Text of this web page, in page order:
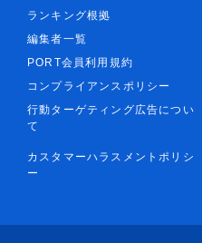
ランキング根拠
編集者一覧
PORT会員利用規約
コンプライアンスポリシー
行動ターゲティング広告につい
て
カスタマーハラスメントポリシ
ー